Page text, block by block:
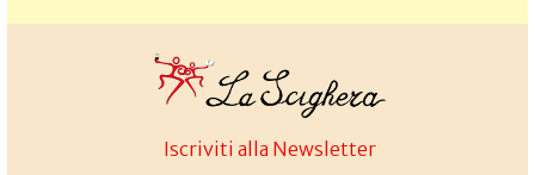
Iscriviti alla Newsletter